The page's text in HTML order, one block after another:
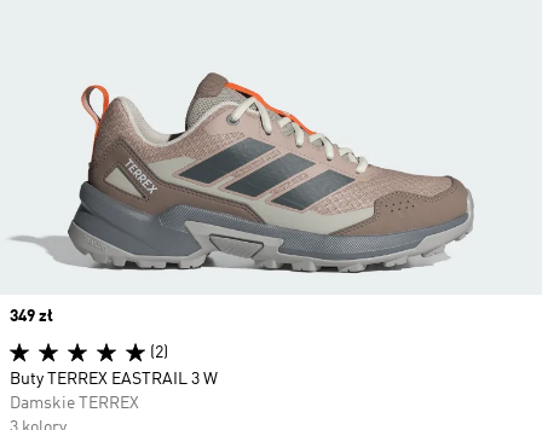
Price
349 zł
(2)
Buty TERREX EASTRAIL 3 W
Damskie TERREX